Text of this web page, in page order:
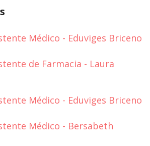
Médico - Eduviges Briceno
de Farmacia - Laura
Médico - Eduviges Briceno
Médico - Bersabeth